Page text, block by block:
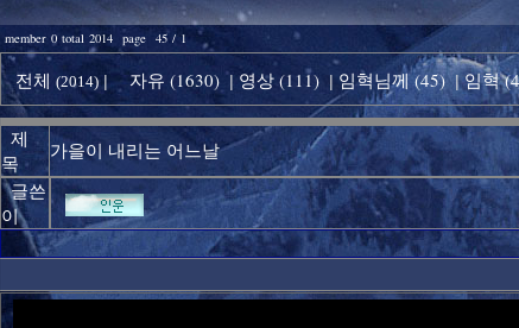
member 0 total 2014 page 45 / 1
전체 (2014)| 자유 (1630) | 영상 (111) | 임혁님께 (45) | 임혁
제
목
가을이 내리는 어느날
글쓴
이